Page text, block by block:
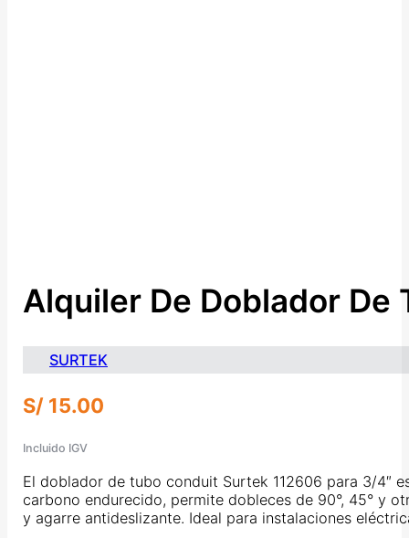
Alquiler De Doblador De
SURTEK
S/ 15.00
Incluido IGV
El doblador de tubo conduit Surtek 112606 para 3/4″
carbono endurecido, permite dobleces de 90°, 45° y
y agarre antideslizante. Ideal para instalaciones